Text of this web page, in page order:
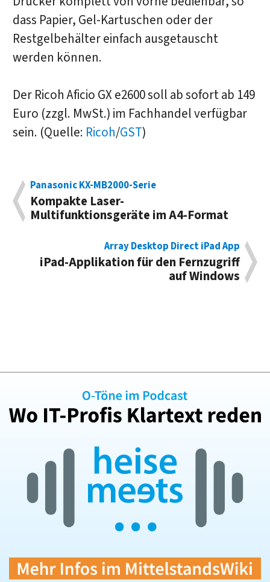
dass Papier, Gel-Kartuschen oder der
Restgelbehälter einfach ausgetauscht
werden können.
Der Ricoh Aficio GX e2600 soll ab sofort ab 149
Euro (zzgl. MwSt.) im Fachhandel verfügbar
sein. (Quelle: Ricoh/GST)
Panasonic KX-MB2000-Serie
Kompakte Laser-
Multifunktionsgeräte im A4-Format
Array Desktop Direct iPad App
iPad-Applikation für den Fernzugriff
auf Windows